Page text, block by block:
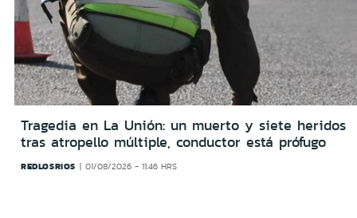
Tragedia en La Unión: un muerto y siete heridos
tras atropello múltiple, conductor está prófugo
REDLOSRIOS 01/08/2026 - 11:46 HRS